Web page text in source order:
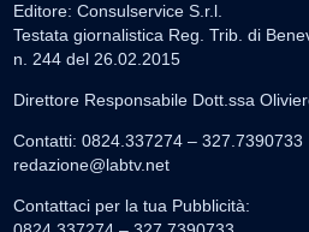
Editore: Consulservice S.r.l.
Testata giornalistica Reg. Trib. di
n. 244 del 26.02.2015
Direttore Responsabile Dott.ssa
Contatti: 0824.337274 – 327.7390733
redazione@labtv.net
Contattaci per la tua Pubblicità: